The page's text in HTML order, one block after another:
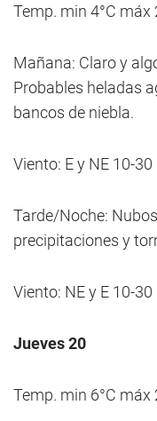
Temp. min 4°C máx
Mañana: Claro y
Probables heladas
bancos de niebla.
Viento: E y NE 10-
Tarde/Noche:
precipitaciones y
Viento: NE y E 10-
Jueves 20
Temp. min 6°C máx